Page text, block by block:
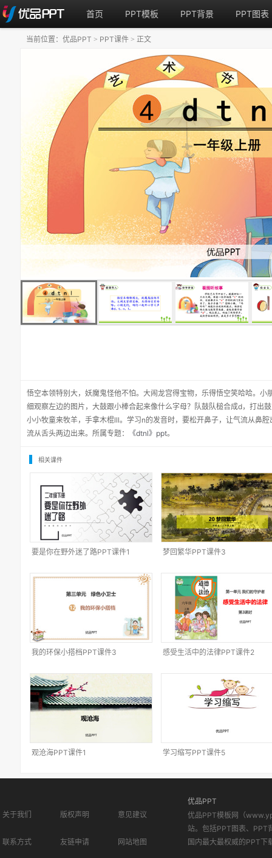
首页 PPT模板 PPT背景 PPT图表
悟空本领特别大，妖魔鬼怪他不怕。大闹龙宫得宝物，乐得悟空笑哈哈。
细观察左边的图片，大鼓跟小棒合起来像什么字母？队鼓队槌合成d，打出
小小牧童来牧羊，手拿木棍lll。学习n的发音时，要松开鼻子，让气流从鼻
流从舌头两边出来。所属专题：
《dtnl》ppt。
当前位置： 优品PPT > PPT课件 > 正文
相关课件
要是你在野外迷了路PPT课件1 梦回繁华PPT课件3
我的环保小搭档PPT课件3 感受生活中的法律PPT课件2
观沧海PPT课件1 学习缩写PPT课件5
关于我们 版权声明 意见建议
联系方式 友链申请 网站地图
优品PPT
优品PPT模板网（
站。包括PPT图表、PPT
国内最大最权威的PPT下